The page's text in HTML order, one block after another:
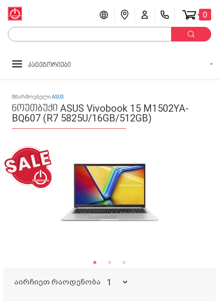
0
კატეგორიები
მწარმოებელიASUS
ნოუთბუქი ASUS Vivobook 15 M1502YA-
BQ607 (R7 5825U/16GB/512GB)
აირჩიეთ რაოდენობა